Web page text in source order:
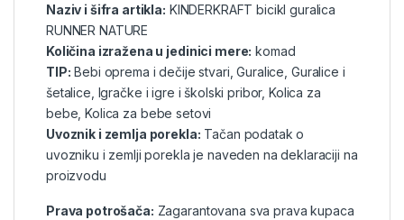
Naziv i šifra artikla: KINDERKRAFT bicikl guralica
RUNNER NATURE
Količina izražena u jedinici mere: komad
TIP: Bebi oprema i dečije stvari ,Guralice Guralice i
šetalice Igračke i igre i školski pribor,Kolica za
bebe ,Kolica za bebe setovi
Uvoznik i zemlja porekla: Tačan podatak o
uvozniku i zemlji porekla je naveden na deklaraciji na
proizvodu
Prava potrošača: Zagarantovana sva prava kupaca